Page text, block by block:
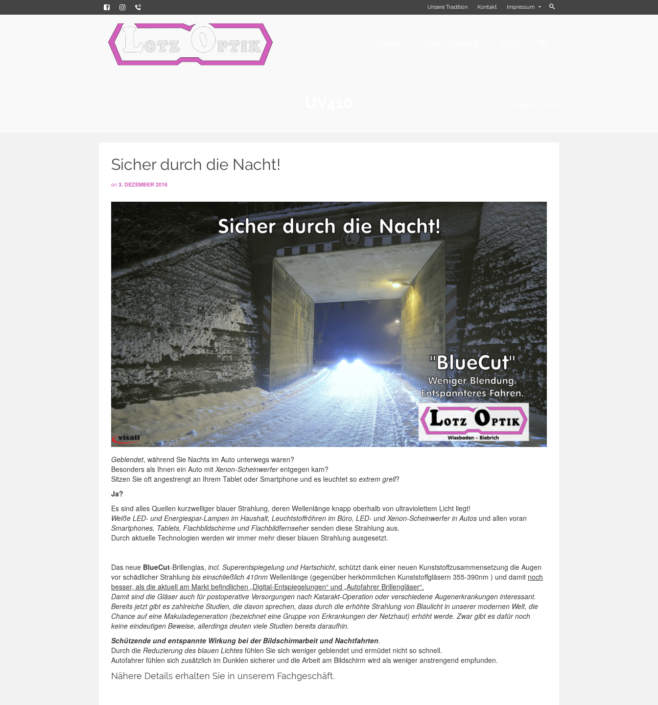
Unsere Tradition Kontakt Impressum
Sicher durch die Nacht!
on 3. DEZEMBER 2016
Geblendet, während Sie Nachts im Auto unterwegs waren?
Besonders als Ihnen ein Auto mit Xenon-Scheinwerferentgegen kam?
Sitzen Sie oft angestrengt an Ihrem Tablet oder Smartphone und es leuchtet so extrem grell?
Ja?
Es sind alles Quellen kurzwelliger blauer Strahlung, deren Wellenlänge knapp oberhalb von ultraviolettem Licht liegt!
Weiße LED- und Energiespar-Lampen im Haushalt, Leuchtstoffröhren im Büro, LED- und Xenon-Scheinwerfer in Autos und allen voran
Smartphones, Tablets, Flachbildschirme und Flachbildfernsehersenden diese Strahlung aus.
Durch aktuelle Technologien werden wir immer mehr dieser blauen Strahlung ausgesetzt.
Das neue BlueCut-Brillenglas, incl. Superentspiegelung und Hartschicht, schützt dank einer neuen Kunststoffzusammensetzung die Augen
vor schädlicher Strahlung bis einschließlich 410nm Wellenlänge (gegenüber herkömmlichen Kunststoffgläsern 355-390nm ) und damit noch
besser, als die aktuell am Markt befindlichen „Digital-Entspiegelungen“ und „Autofahrer Brillengläser“.
Damit sind die Gläser auch für postoperative Versorgungen nach Katarakt-Operation oder verschiedene Augenerkrankungen interessant.
Bereits jetzt gibt es zahlreiche Studien, die davon sprechen, dass durch die erhöhte Strahlung von Blaulicht in unserer modernen Welt, die
Chance auf eine Makuladegeneration (bezeichnet eine Gruppe von Erkrankungen der Netzhaut) erhöht werde. Zwar gibt es dafür noch
keine eindeutigen Beweise, allerdings deuten viele Studien bereits daraufhin.
Schützende und entspannte Wirkung bei der Bildschirmarbeit und Nachtfahrten.
Durch die Reduzierung des blauen Lichtes fühlen Sie sich weniger geblendet und ermüdet nicht so schnell.
Autofahrer fühlen sich zusätzlich im Dunklen sicherer und die Arbeit am Bildschirm wird als weniger anstrengend empfunden.
Nähere Details erhalten Sie in unserem Fachgeschäft.